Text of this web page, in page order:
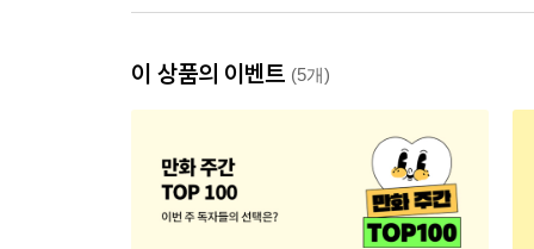
이 상품의 이벤트 (5개)